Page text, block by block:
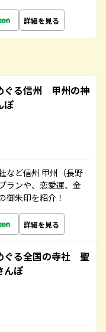
詳細を見る
ぐる信州 甲州の神
ぽ
など信州 甲州（長野
ランや、恋愛運、金
御朱印を紹介！
詳細を見る
ぐる全国の寺社 聖
ぽ